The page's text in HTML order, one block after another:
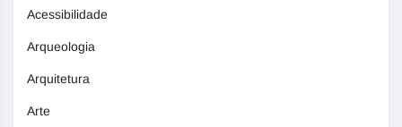
Acessibilidade
Arqueologia
Arquitetura
Arte